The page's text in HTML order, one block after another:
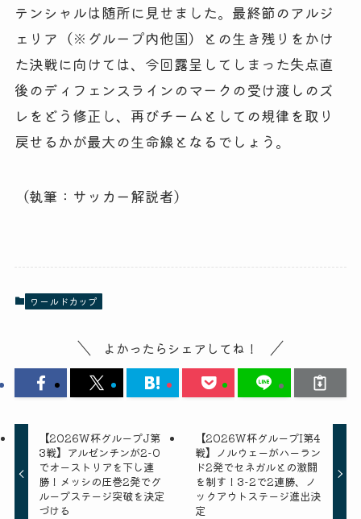
テンシャルは随所に見せました。最終節のアルジ
ェリア（※グループ内他国）との生き残りをかけ
た決戦に向けては、今回露呈してしまった失点直
後のディフェンスラインのマークの受け渡しのズ
レをどう修正し、再びチームとしての規律を取り
戻せるかが最大の生命線となるでしょう。
（執筆：サッカー解説者）
ワールドカップ
よかったらシェアしてね！
【2026W杯グループJ第
3戦】アルゼンチンが2-0
でオーストリアを下し連
勝！メッシの圧巻2発でグ
ループステージ突破を決定
づける
【2026W杯グループI第4
戦】ノルウェーがハーラン
ド2発でセネガルとの激闘
を制す！3-2で2連勝、ノ
ックアウトステージ進出決
定